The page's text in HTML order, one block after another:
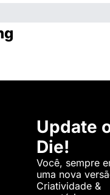
Update
Die!
Você, sempre
uma nova
Criatividade &